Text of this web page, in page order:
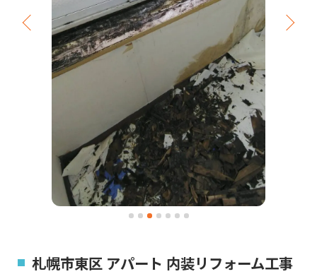
札幌市東区 アパート 内装リフォーム工事